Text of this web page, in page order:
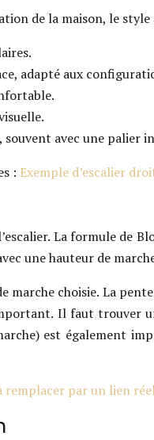
de la maison, le
adapté aux
avec une palier
: Exemple d’escalier
La formule de
une hauteur de
choisie. La
Il faut trouver
est également
remplacer par un lien